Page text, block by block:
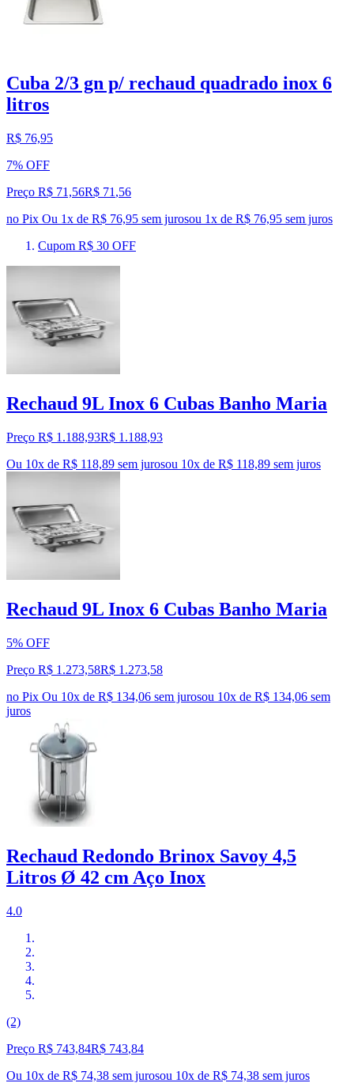
Cuba 2/3 gn p/ rechaud quadrado inox 6
litros
R$ 76,95
7% OFF
Preço R$ 71,56R$ 71 ,56
no Pix Ou 1x de R$ 76,95 sem jurosou 1x de R$ 76,95 sem juros
Cupom R$ 30 OFF
Rechaud 9L Inox 6 Cubas Banho Maria
Preço R$ 1.188,93R$ 1.188,93
Ou 10x de R$ 118,89 sem jurosou 10x de R$ 118,89 sem juros
Rechaud 9L Inox 6 Cubas Banho Maria
5% OFF
Preço R$ 1.273,58R$ 1.273,58
no Pix Ou 10x de R$ 134,06 sem jurosou 10x de R$ 134,06 sem
juros
Rechaud Redondo Brinox Savoy 4,5
Litros Ø 42 cm Aço Inox
4.0
(2)
Preço R$ 743,84R$ 743,84
Ou 10x de R$ 74,38 sem jurosou 10x de R$ 74,38 sem juros